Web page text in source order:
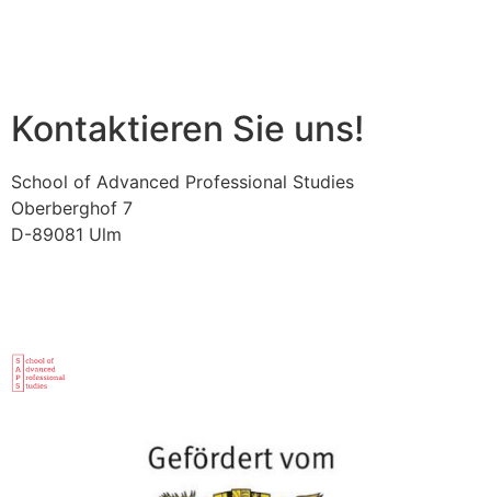
Kontaktieren Sie uns!
School of Advanced Professional Studies
Oberberghof 7
D-89081 Ulm